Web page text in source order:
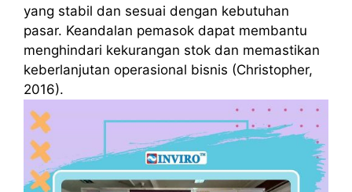
yang stabil dan sesuai dengan kebutuhan
pasar. Keandalan pemasok dapat membantu
menghindari kekurangan stok dan memastikan
keberlanjutan operasional bisnis (Christopher,
2016).